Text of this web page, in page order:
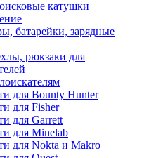
катушки
батарейки, зарядные
рюкзаки для
для Bounty Hunter
для Fisher
для Garrett
для Minelab
для Nokta и Makro